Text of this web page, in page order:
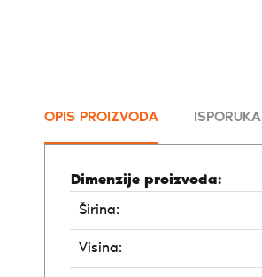
OPIS PROIZVODA ISPORUKA
Dimenzije proizvoda:
Širina:
Visina: